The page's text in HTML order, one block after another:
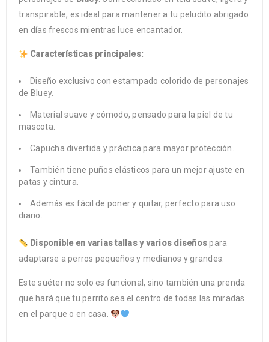
transpirable, es ideal para mantener a tu peludito abrigado
en días frescos mientras luce encantador.
Características principales:
Diseño exclusivo con estampado colorido de personajes
de Bluey.
Material suave y cómodo, pensado para la piel de tu
mascota.
Capucha divertida y práctica para mayor protección.
También tiene puños elásticos para un mejor ajuste en
patas y cintura.
Además es fácil de poner y quitar, perfecto para uso
diario.
Disponible en varias tallas y varios diseñospara
adaptarse a perros pequeños y medianos y grandes.
Este suéter no solo es funcional, sino también una prenda
que hará que tu perrito sea el centro de todas las miradas
en el parque o en casa.